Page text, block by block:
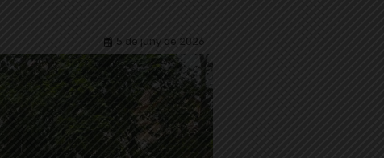
5 de juny de 2026